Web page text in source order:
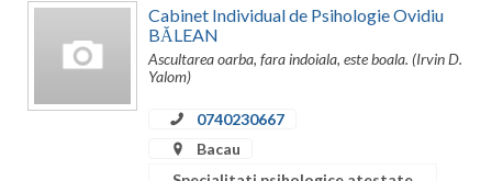
Caras-Severin
Cabinet Individual de Psihologie Ovidiu
BĂLEAN
Ascultarea oarba, fara indoiala, este boala. (Irvin D.
Yalom)
0740230667
Bacau